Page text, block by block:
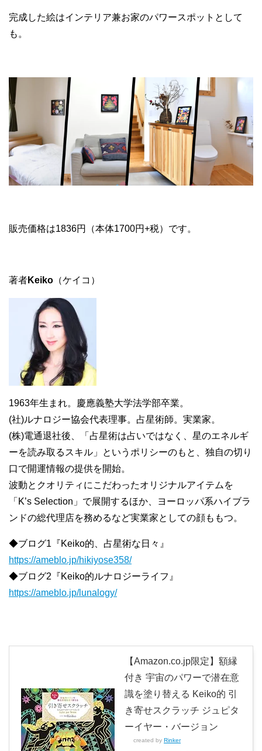
完成した絵はインテリア兼お家のパワースポットとして
も。
販売価格は1836円（本体1700円+税）です。
著者Keiko （ケイコ）
1963年生まれ。慶應義塾大学法学部卒業。
(社)ルナロジー協会代表理事。占星術師。実業家。
(株)電通退社後、「占星術は占いではなく、星のエネルギ
ーを読み取るスキル」というポリシーのもと、独自の切り
口で開運情報の提供を開始。
波動とクオリティにこだわったオリジナルアイテムを
「K’s Selection」で展開するほか、ヨーロッパ系ハイブラ
ンドの総代理店を務めるなど実業家としての顔ももつ。
◆ブログ1『Keiko的、占星術な日々』
https://ameblo.jp/hikiyose358/
◆ブログ2『Keiko的ルナロジーライフ』
https://ameblo.jp/lunalogy/
【Amazon.co.jp限定】額縁
付き 宇宙のパワーで潜在意
識を塗り替える Keiko的 引
き寄せスクラッチ ジュピタ
ーイヤー・バージョン
created by Rinker